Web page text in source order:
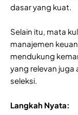
dasar yang kuat.
Selain itu, mata
manajemen
mendukung
yang relevan juga
seleksi.
Langkah Nyata: